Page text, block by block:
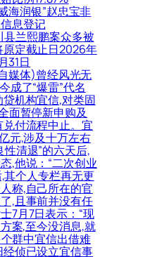
海润银”赵忠宝非
息登记
县兰熙鹏案众多被
定截止日2026年
31日
媒体)曾经风光无
成了“爆雷”代名
机构宜信,对类固
面暂停新申购及
付流程中止。宜
元,涉及十万左右
清退”的六天后,
,他说：“二次创业
其个人专栏再无更
称,自己所在的官
,且事前并没有任
7月7日表示：“现
案,至今没消息,就
群中宜信出借难
侦已设立宜信事